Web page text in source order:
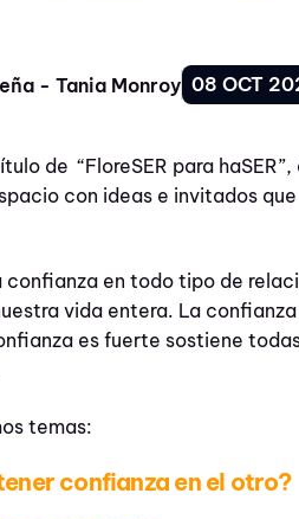
- Tania Monroy 08 OCT
de “FloreSER para
con ideas e invitados
confianza en todo tipo de
vida entera. La
es fuerte sostiene
temas:
confianza en el otro?